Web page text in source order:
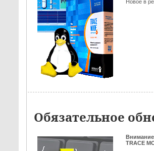
Новое в
Обязательное
TRACE